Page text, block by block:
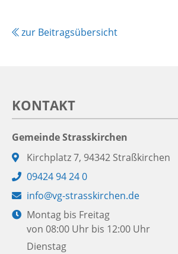
zur Beitragsübersicht
KONTAKT
Gemeinde Strasskirchen
Adresse:
Kirchplatz 7, 94342 Straßkirchen
Telefon:
09424 94 24 0
E-
Mail:
info@vg-strasskirchen.de
Öffnungszeiten:
Montag bis Freitag
von 08:00 Uhr bis 12:00 Uhr
Dienstag